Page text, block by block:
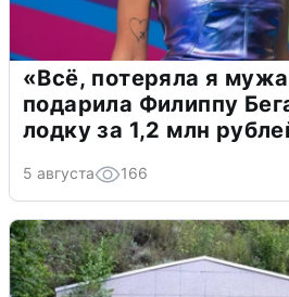
«Всё, потеряла я
подарила Филиппу
лодку за 1,2 млн
5 августа 166